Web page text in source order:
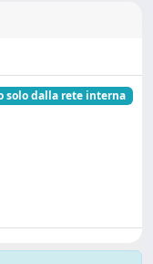
solo dalla rete interna